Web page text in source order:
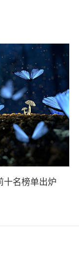
十名榜单出炉